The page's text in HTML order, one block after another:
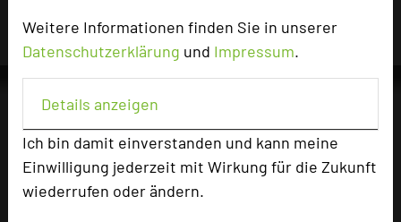
Weitere Informationen finden Sie in unserer
Datenschutzerklärung und Impressum.
Details anzeigen
Ich bin damit einverstanden und kann meine
Einwilligung jederzeit mit Wirkung für die Zukunft
wiederrufen oder ändern.
Die Idee
Über uns